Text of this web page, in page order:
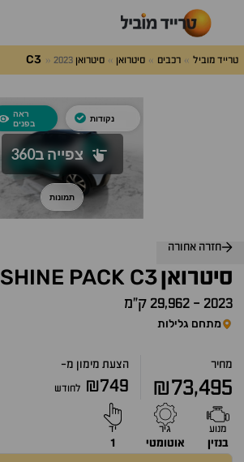
טרייד מוביל רכבים סיטרואן סיטרואן C3 2023
חזרה אחורה
סיטרואןC3
SHINE PACK
2023
- 29,962 ק״מ
מתחם גלילות
מחיר
₪73,495
הצעת מימון מ-
₪749 לחודש
מנוע
בנזין
גיר
אוטומטי
יד
1